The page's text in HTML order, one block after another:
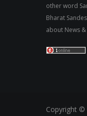
other word
Bharat
about News
Copyright ©